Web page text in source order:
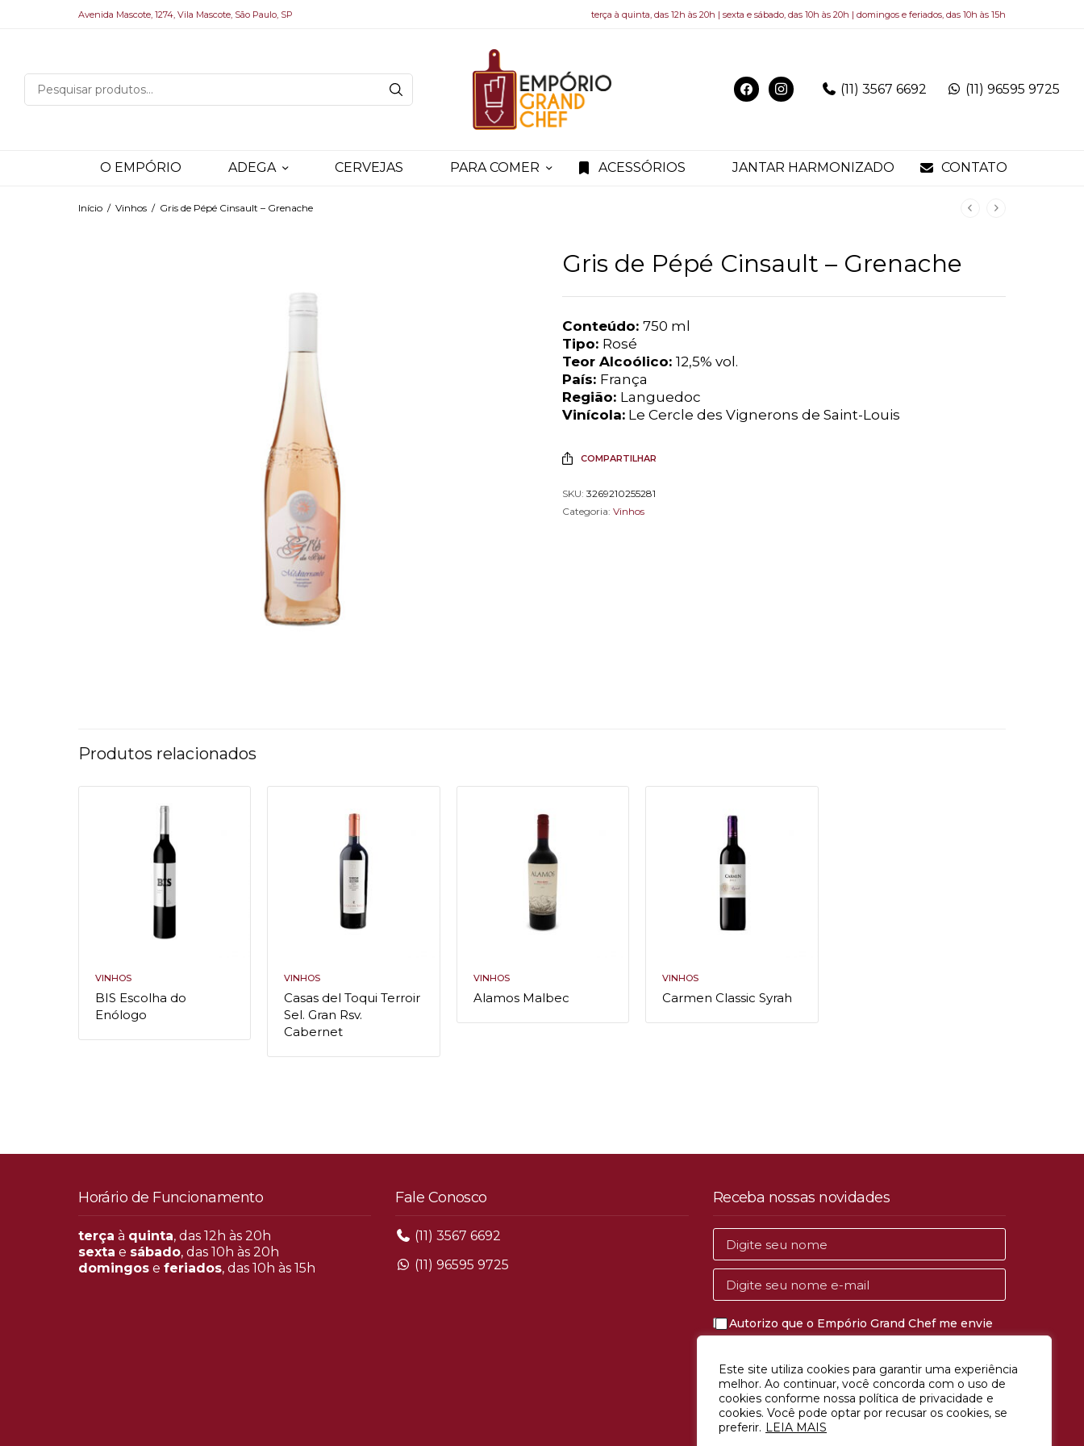
Este site utiliza cookies para garantir uma experiência
melhor. Ao continuar, você concorda com o uso de
cookies conforme nossa política de privacidade e
cookies. Você pode optar por recusar os cookies, se
preferir. LEIA MAIS
Avenida Mascote, 1274, Vila Mascote, São Paulo, SP terça à quinta, das 12h às 20h | sexta e sábado, das 10h às 20h | domingos e feriados, das 10h às 15h
(11) 3567 6692 (11) 96595 9725
O EMPÓRIO ADEGA CERVEJAS PARA COMER ACESSÓRIOS JANTAR HARMONIZADO CONTATO
Início / Vinhos / Gris de Pépé Cinsault – Grenache
Gris de Pépé Cinsault – Grenache
Conteúdo:750 ml
Tipo: Rosé
Teor Alcoólico:12,5% vol.
País: França
Região: Languedoc
Vinícola: Le Cercle des Vignerons de Saint-Louis
COMPARTILHAR
SKU: 3269210255281
Categoria: Vinhos
Produtos relacionados
VINHOS
BIS Escolha do
Enólogo
VINHOS
Casas del Toqui Terroir
Sel. Gran Rsv.
Cabernet
VINHOS
Alamos Malbec
VINHOS
Carmen Classic Syrah
Horário de Funcionamento
terça à quinta, das 12h às 20h
sexta e sábado, das 10h às 20h
domingos eferiados, das 10h às 15h
Fale Conosco
(11) 3567 6692
(11) 96595 9725
Receba nossas novidades
Autorizo que o Empório Grand Chef me envie
CADASTRAR